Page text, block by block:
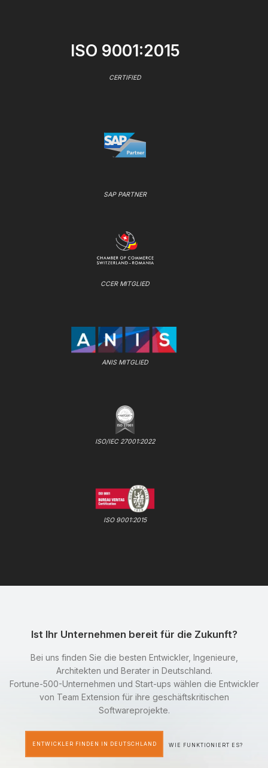
ISO 9001:2015
CERTIFIED
SAP PARTNER
CCER MITGLIED
ANIS MITGLIED
ISO/IEC 27001:2022
ISO 9001:2015
Ist Ihr Unternehmen bereit für die Zukunft?
Bei uns finden Sie die besten Entwickler, Ingenieure,
Architekten und Berater in Deutschland.
Fortune-500-Unternehmen und Start-ups wählen die Entwickler
von Team Extension für ihre geschäftskritischen
Softwareprojekte.
ENTWICKLER FINDEN IN DEUTSCHLAND WIE FUNKTIONIERT ES?